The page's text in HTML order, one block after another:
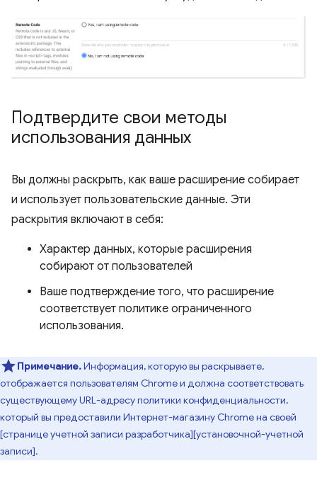
Подтвердите свои методы
использования данных
Вы должны раскрыть, как ваше расширение собирает
и использует пользовательские данные. Эти
раскрытия включают в себя:
Характер данных, которые расширения
собирают от пользователей
Ваше подтверждение того, что расширение
соответствует политике ограниченного
использования.
Примечание.Информация, которую вы раскрываете,
отображается пользователям Chrome и должна соответствовать
существующему URL-адресу политики конфиденциальности,
который вы предоставили Интернет-магазину Chrome на своей
[странице учетной записи разработчика][установочной-учетной
записи].